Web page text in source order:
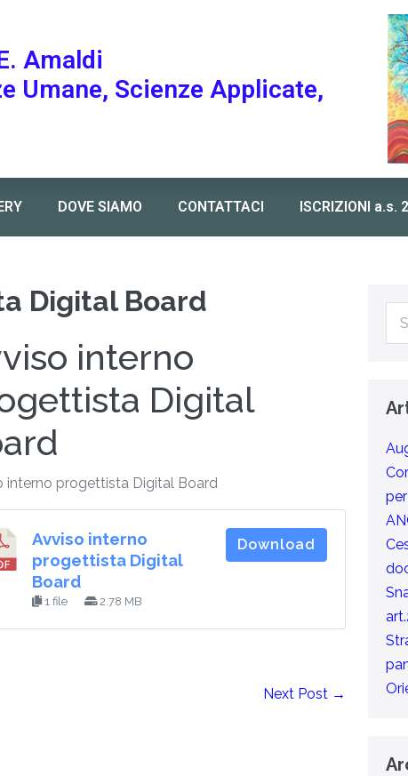
Amaldi
Umane, Scienze Applicate,
DOVE SIAMO CONTATTACI ISCRIZIONI a.s.
Digital Board
interno
Digital
interno progettista Digital Board
Avviso interno
progettista Digital
Board
1 file 2.78 MB
Download
Next Post →